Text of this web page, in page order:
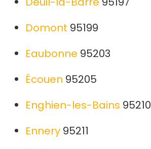
Domont 95199
Eaubonne 95203
Écouen 95205
Enghien-les-Bains 95210
Ennery 95211